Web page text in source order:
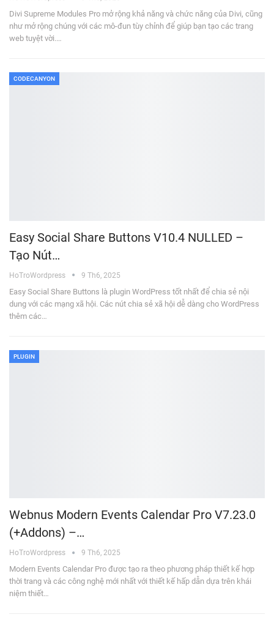
Divi Supreme Modules Pro mở rộng khả năng và chức năng của Divi, cũng
như mở rộng chúng với các mô-đun tùy chỉnh để giúp bạn tạo các trang
web tuyệt vời.…
CODECANYON
Easy Social Share Buttons V10.4 NULLED –
Tạo Nút…
HoTroWordpress 9 Th6, 2025
Easy Social Share Buttons là plugin WordPress tốt nhất để chia sẻ nội
dung với các mạng xã hội. Các nút chia sẻ xã hội dễ dàng cho WordPress
thêm các…
PLUGIN
Webnus Modern Events Calendar Pro V7.23.0
(+Addons) –…
HoTroWordpress 9 Th6, 2025
Modern Events Calendar Pro được tạo ra theo phương pháp thiết kế hợp
thời trang và các công nghệ mới nhất với thiết kế hấp dẫn dựa trên khái
niệm thiết…